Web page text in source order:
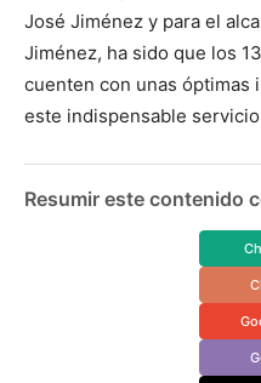
José Jiménez y para el
Jiménez, ha sido que los
cuenten con unas óptimas
este indispensable
Resumir este contenido